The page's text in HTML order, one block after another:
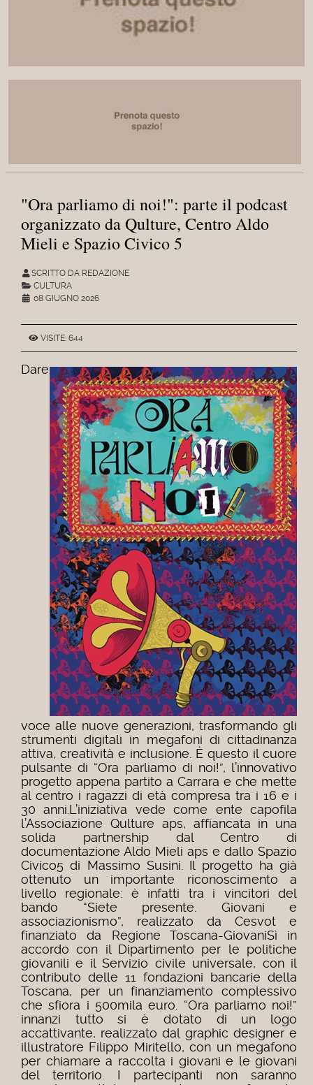
"Ora parliamo di noi!": parte il podcast
organizzato da Qulture, Centro Aldo
Mieli e Spazio Civico 5
SCRITTO DA REDAZIONE
CULTURA
08 GIUGNO 2026
VISITE: 644
Dare
voce alle nuove generazioni, trasformando gli
strumenti digitali in megafoni di cittadinanza
attiva, creatività e inclusione. È questo il cuore
pulsante di “Ora parliamo di noi!”, l’innovativo
progetto appena partito a Carrara e che mette
al centro i ragazzi di età compresa tra i 16 e i
30 anni. L’iniziativa vede come ente capofila
l’Associazione Qulture aps, affiancata in una
solida partnership dal Centro di
documentazione Aldo Mieli aps e dallo Spazio
Civico5 di Massimo Susini. Il progetto ha già
ottenuto un importante riconoscimento a
livello regionale: è infatti tra i vincitori del
bando “Siete presente. Giovani e
associazionismo”, realizzato da Cesvot e
finanziato da Regione Toscana-GiovaniSì in
accordo con il Dipartimento per le politiche
giovanili e il Servizio civile universale, con il
contributo delle 11 fondazioni bancarie della
Toscana, per un finanziamento complessivo
che sfiora i 500mila euro. “Ora parliamo noi!”
innanzi tutto si è dotato di un logo
accattivante, realizzato dal graphic designer e
illustratore Filippo Miritello, con un megafono
per chiamare a raccolta i giovani e le giovani
del territorio. I partecipanti non saranno